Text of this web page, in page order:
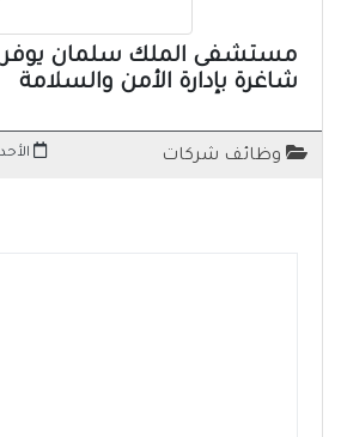
مستشفى الملك سلمان يوفر
شاغرة بإدارة الأمن والسلامة
وظائف شركات الأحد ١٤٤٥/٣/٢٩ هـ